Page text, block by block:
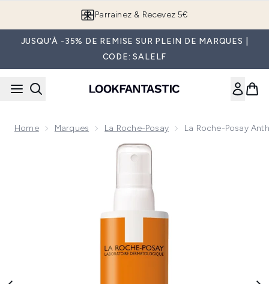
Parrainez & Recevez 5€
JUSQU'À -35% DE REMISE SUR PLEIN DE MARQUES |
CODE: SALELF
Home Marques La Roche-Posay La Roche-Posay
Now showing image 1 La Roche-Posay Anthelios Ultra-